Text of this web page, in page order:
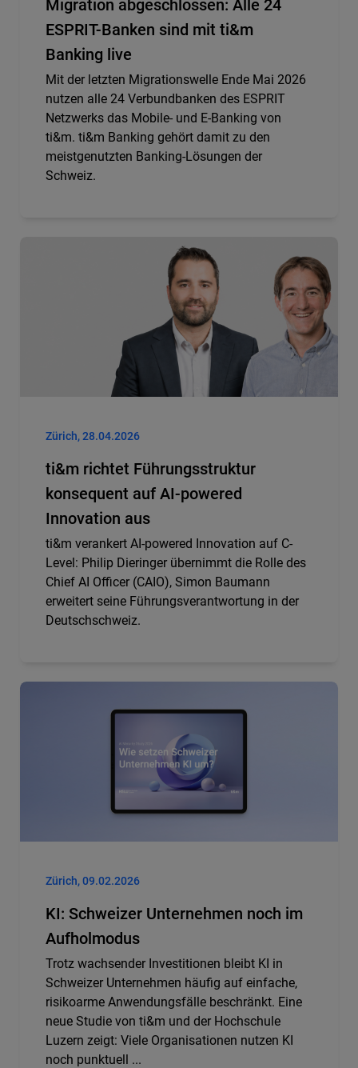
Migration abgeschlossen: Alle 24
ESPRIT-Banken sind mit ti&m
Banking live
Mit der letzten Migrationswelle Ende Mai 2026
nutzen alle 24 Verbundbanken des ESPRIT
Netzwerks das Mobile- und E-Banking von
ti&m. ti&m Banking gehört damit zu den
meistgenutzten Banking-Lösungen der
Schweiz.
Zürich, 28.04.2026
ti&m richtet Führungsstruktur
konsequent auf AI-powered
Innovation aus
ti&m verankert AI-powered Innovation auf C-
Level: Philip Dieringer übernimmt die Rolle des
Chief AI Officer (CAIO), Simon Baumann
erweitert seine Führungsverantwortung in der
Deutschschweiz.
Zürich, 09.02.2026
KI: Schweizer Unternehmen noch im
Aufholmodus
Trotz wachsender Investitionen bleibt KI in
Schweizer Unternehmen häufig auf einfache,
risikoarme Anwendungsfälle beschränkt. Eine
neue Studie von ti&m und der Hochschule
Luzern zeigt: Viele Organisationen nutzen KI
noch punktuell ...